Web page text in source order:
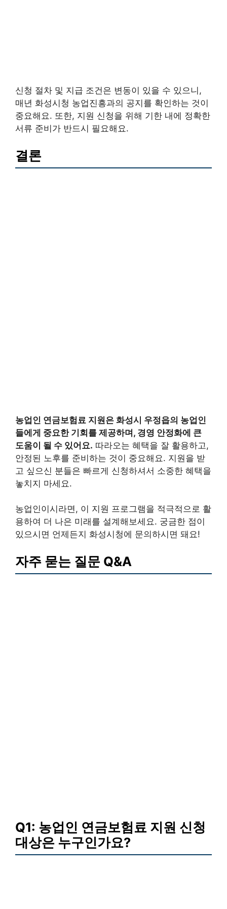
신청 절차 및 지급 조건은 변동이 있을 수 있으니,
매년 화성시청 농업진흥과의 공지를 확인하는 것이
중요해요. 또한, 지원 신청을 위해 기한 내에 정확한
서류 준비가 반드시 필요해요.
결론
농업인 연금보험료 지원은 화성시 우정읍의 농업인
들에게 중요한 기회를 제공하며, 경영 안정화에 큰
도움이 될 수 있어요. 따라오는 혜택을 잘 활용하고,
안정된 노후를 준비하는 것이 중요해요. 지원을 받
고 싶으신 분들은 빠르게 신청하셔서 소중한 혜택을
놓치지 마세요.
농업인이시라면, 이 지원 프로그램을 적극적으로 활
용하여 더 나은 미래를 설계해보세요. 궁금한 점이
있으시면 언제든지 화성시청에 문의하시면 돼요!
자주 묻는 질문 Q&A
Q1: 농업인 연금보험료 지원 신청
대상은 누구인가요?